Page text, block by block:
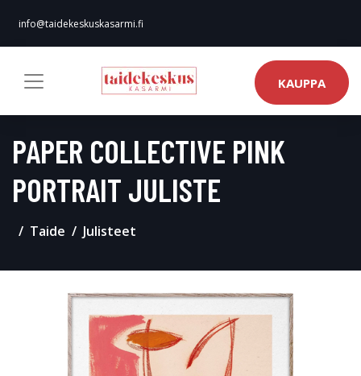
info@taidekeskuskasarmi.fi
KAUPPA
PAPER COLLECTIVE PINK
PORTRAIT JULISTE
Taide Julisteet